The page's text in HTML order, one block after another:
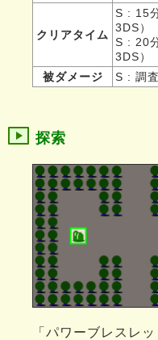
クリアタイム
S : 15
3DS）
S : 20
3DS）
被ダメージ S : 調
探索
「パワーブレスレ